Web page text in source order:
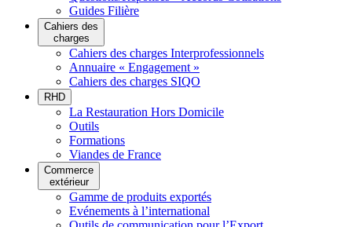
Guides Filière
Cahiers des
charges
Cahiers des charges Interprofessionnels
Annuaire « Engagement »
Cahiers des charges SIQO
RHD
La Restauration Hors Domicile
Outils
Formations
Viandes de France
Commerce
extérieur
Gamme de produits exportés
Evénements à l’international